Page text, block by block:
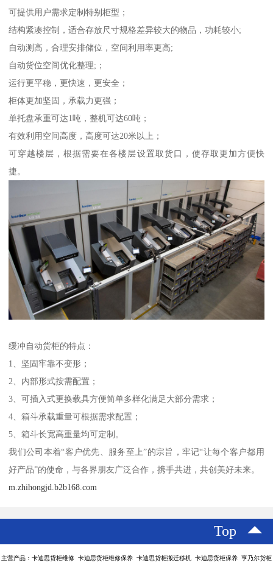
可提供用户需求定制特别柜型；
结构紧凑控制，适合存放尺寸规格差异较大的物品，功耗较小;
自动测高，合理安排储位，空间利用率更高;
自动货位空间优化整理;；
运行更平稳，更快速，更安全；
柜体更加坚固，承载力更强；
单托盘承重可达1吨，整机可达60吨；
有效利用空间高度，高度可达20米以上；
可穿越楼层，根据需要在各楼层设置取货口，使存取更加方便快
捷。
缓冲自动货柜的特点：
1、坚固牢靠不变形；
2、内部形式按需配置；
3、可插入式更换载具方便简单多样化满足大部分需求；
4、箱斗承载重量可根据需求配置；
5、箱斗长宽高重量均可定制。
我们公司本着“客户优先、服务至上”的宗旨，牢记“让每个客户都用
好产品”的使命，与各界朋友广泛合作，携手共进，共创美好未来。
m.zhihongjd.b2b168.com
Top
主营产品：卡迪思货柜维修 卡迪思货柜维修保养 卡迪思货柜搬迁移机 卡迪思货柜保养 亨乃尔货柜